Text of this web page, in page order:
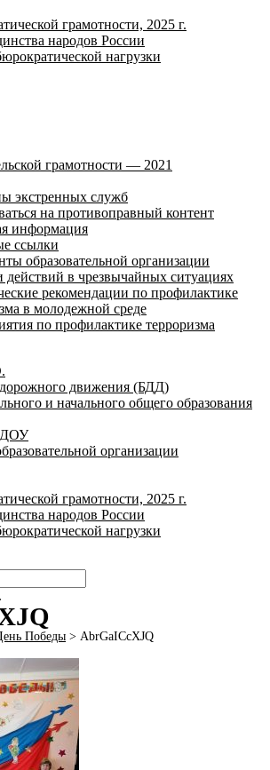
грамотности, 2025 г.
народов России
нагрузки
грамотности — 2021
экстренных служб
на противоправный контент
информация
ссылки
образовательной организации
действий в чрезвычайных ситуациях
рекомендации по профилактике
в молодежной среде
по профилактике терроризма
дорожного движения (БДД)
и начального общего образования
ДОУ
организации
грамотности, 2025 г.
народов России
нагрузки
Победы > AbrGaICcXJQ